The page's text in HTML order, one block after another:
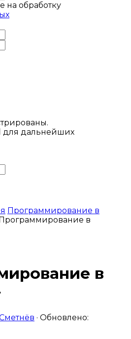
на обработку
для дальнейших
Программирование в
в
в
· Обновлено: